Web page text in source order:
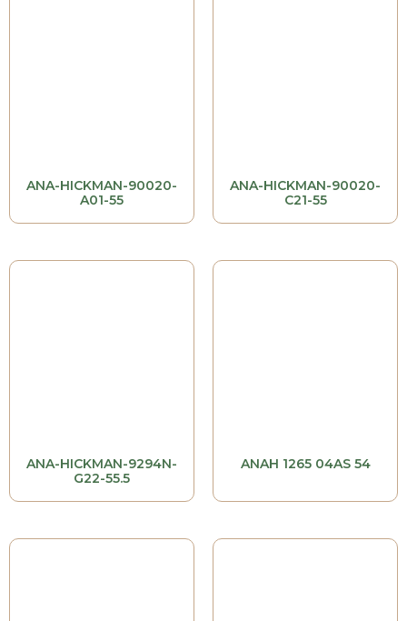
ANA-HICKMAN-90020-
A01-55
ANA-HICKMAN-90020-
C21-55
ANA-HICKMAN-9294N-
G22-55.5
ANAH 1265 04AS 54